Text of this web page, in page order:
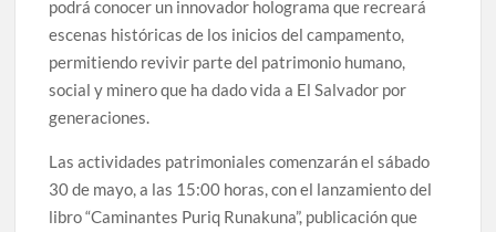
podrá conocer un innovador holograma que recreará
escenas históricas de los inicios del campamento,
permitiendo revivir parte del patrimonio humano,
social y minero que ha dado vida a El Salvador por
generaciones.
Las actividades patrimoniales comenzarán el sábado
30 de mayo, a las 15:00 horas, con el lanzamiento del
libro “Caminantes Puriq Runakuna”, publicación que